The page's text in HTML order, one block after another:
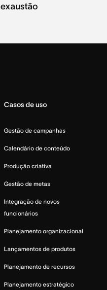
exaustão
Casos de uso
Gestão de campanhas
Calendário de conteúdo
Produção criativa
Gestão de metas
Integração de novos
funcionários
Planejamento organizacional
Lançamentos de produtos
Planejamento de recursos
Planejamento estratégico